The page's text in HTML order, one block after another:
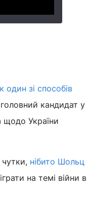
один зі способів
кандидат у
щодо України
нібито Шольц
на темі війни в